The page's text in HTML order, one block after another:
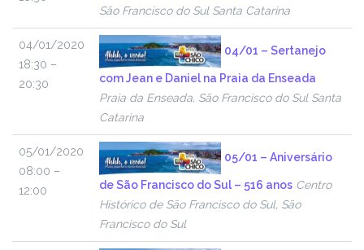
São Francisco do Sul Santa Catarina
04/01/2020
18:30 –
20:30
04/01 – Sertanejo
com Jean e Daniel na Praia da Enseada
Praia da Enseada, São Francisco do Sul Santa
Catarina
05/01/2020
08:00 –
12:00
05/01 – Aniversário
de São Francisco do Sul – 516 anos Centro
Histórico de São Francisco do Sul, São
Francisco do Sul